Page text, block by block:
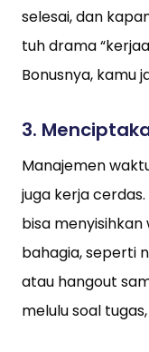
selesai, dan
tuh drama
Bonusnya, kamu
3.
Manajemen
juga kerja
bisa
bahagia, seperti
atau hangout
melulu soal